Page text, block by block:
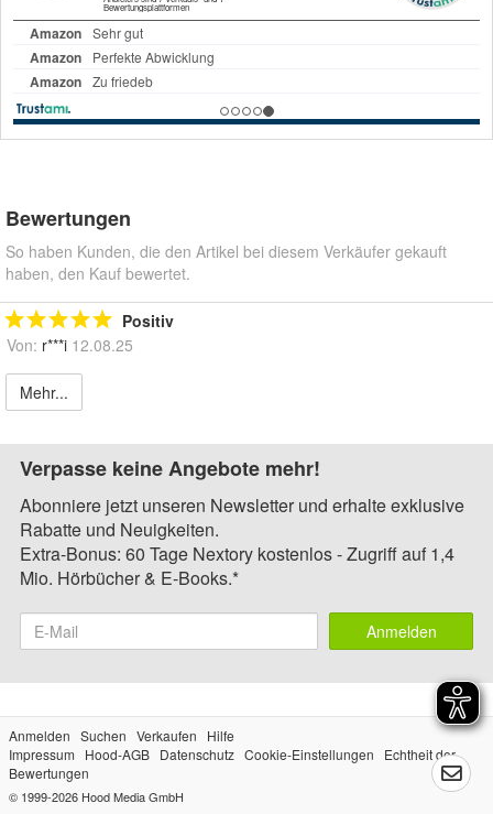
Bewertungen
So haben Kunden, die den Artikel bei diesem Verkäufer gekauft
haben, den Kauf bewertet.
Positiv
Von: r***i 12.08.25
Mehr...
Verpasse keine Angebote mehr!
Abonniere jetzt unseren Newsletter und erhalte exklusive
Rabatte und Neuigkeiten.
Extra-Bonus: 60 Tage Nextory kostenlos - Zugriff auf 1,4
Mio. Hörbücher & E-Books.*
Anmelden
Anmelden Suchen Verkaufen
Hilfe
Impressum
Hood-AGB Datenschutz Cookie-Einstellungen
Echtheit der
Bewertungen
© 1999-2026 Hood Media GmbH